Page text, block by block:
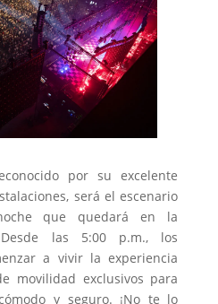
por su excelente
será el escenario
que quedará en la
las 5:00 p.m., los
a vivir la experiencia
movilidad exclusivos para
y seguro. ¡No te lo